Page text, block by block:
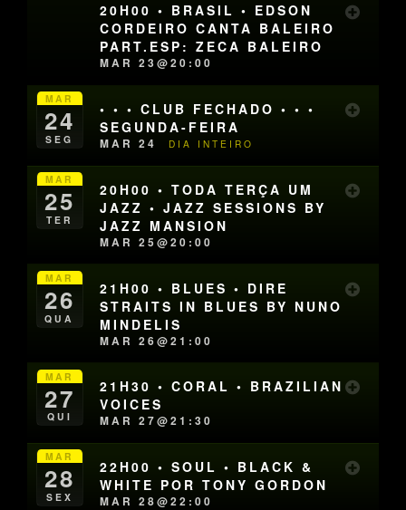
20H00 • BRASIL • EDSON
CORDEIRO CANTA BALEIRO
PART.ESP: ZECA BALEIRO
MAR 23@20:00
MAR
24
SEG
• • • CLUB FECHADO • • •
SEGUNDA-FEIRA
MAR 24 DIA INTEIRO
MAR
25
TER
20H00 • TODA TERÇA UM
JAZZ • JAZZ SESSIONS BY
JAZZ MANSION
MAR 25@20:00
MAR
26
QUA
21H00 • BLUES • DIRE
STRAITS IN BLUES BY NUNO
MINDELIS
MAR 26@21:00
MAR
27
QUI
21H30 • CORAL • BRAZILIAN
VOICES
MAR 27@21:30
MAR
28
SEX
22H00 • SOUL • BLACK &
WHITE POR TONY GORDON
MAR 28@22:00